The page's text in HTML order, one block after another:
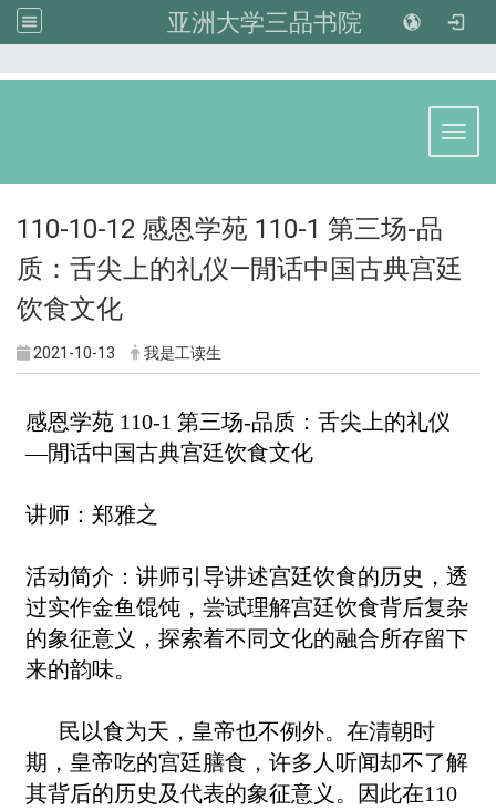
亚洲大学三品书院
110-10-12 感恩学苑 110-1 第三场-品
质：舌尖上的礼仪—閒话中国古典宫廷
饮食文化
2021-10-13 我是工读生
感恩学苑 110-1 第三场-品质：舌尖上的礼仪
—閒话中国古典宫廷饮食文化
讲师：郑雅之
活动简介：讲师引导讲述宫廷饮食的历史，透
过实作金鱼馄饨，尝试理解宫廷饮食背后复杂
的象征意义，探索着不同文化的融合所存留下
来的韵味。
民以食为天，皇帝也不例外。在清朝时
期，皇帝吃的宫廷膳食，许多人听闻却不了解
其背后的历史及代表的象征意义。因此在110